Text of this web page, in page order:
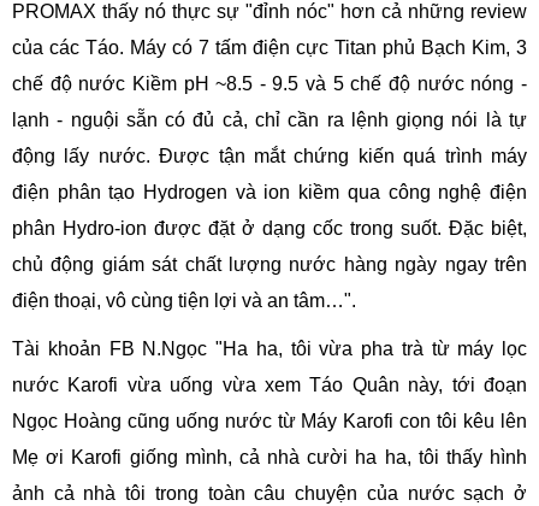
PROMAX thấy nó thực sự "đỉnh nóc" hơn cả những review
của các Táo. Máy có 7 tấm điện cực Titan phủ Bạch Kim, 3
chế độ nước Kiềm pH ~8.5 - 9.5 và 5 chế độ nước nóng -
lạnh - nguội sẵn có đủ cả, chỉ cần ra lệnh giọng nói là tự
động lấy nước. Được tận mắt chứng kiến quá trình máy
điện phân tạo Hydrogen và ion kiềm qua công nghệ điện
phân Hydro-ion được đặt ở dạng cốc trong suốt. Đặc biệt,
chủ động giám sát chất lượng nước hàng ngày ngay trên
điện thoại, vô cùng tiện lợi và an tâm…".
Tài khoản FB N.Ngọc "Ha ha, tôi vừa pha trà từ máy lọc
nước Karofi vừa uống vừa xem Táo Quân này, tới đoạn
Ngọc Hoàng cũng uống nước từ Máy Karofi con tôi kêu lên
Mẹ ơi Karofi giống mình, cả nhà cười ha ha, tôi thấy hình
ảnh cả nhà tôi trong toàn câu chuyện của nước sạch ở